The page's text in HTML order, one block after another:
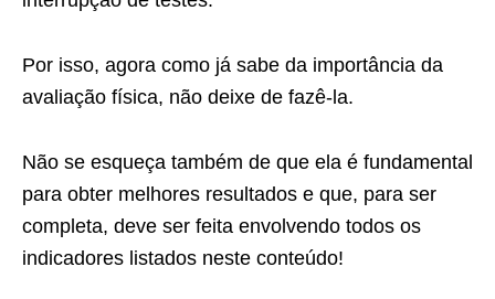
Por isso, agora como já sabe da importância da
avaliação física, não deixe de fazê-la.
Não se esqueça também de que ela é fundamental
para obter melhores resultados e que, para ser
completa, deve ser feita envolvendo todos os
indicadores listados neste conteúdo!